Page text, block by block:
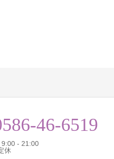
46-6519
- 21:00
休